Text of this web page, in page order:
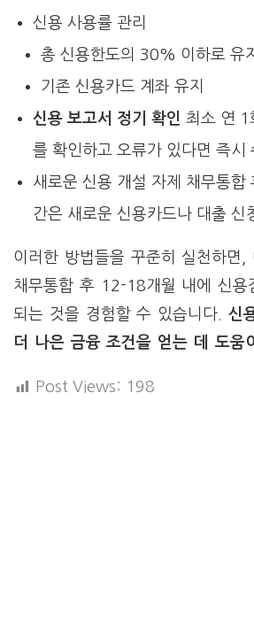
신용 사용률 관리
총 신용한도의 30% 이하로 유지
기존 신용카드 계좌 유지
신용 보고서 정기 확인 최소 연 1
를 확인하고 오류가 있다면 즉시
새로운 신용 개설 자제 채무통합
간은 새로운 신용카드나 대출 신
이러한 방법들을 꾸준히 실천하면,
채무통합 후 12-18개월 내에 신용
되는 것을 경험할 수 있습니다.신
더 나은 금융 조건을 얻는 데 도움
Post Views: 198